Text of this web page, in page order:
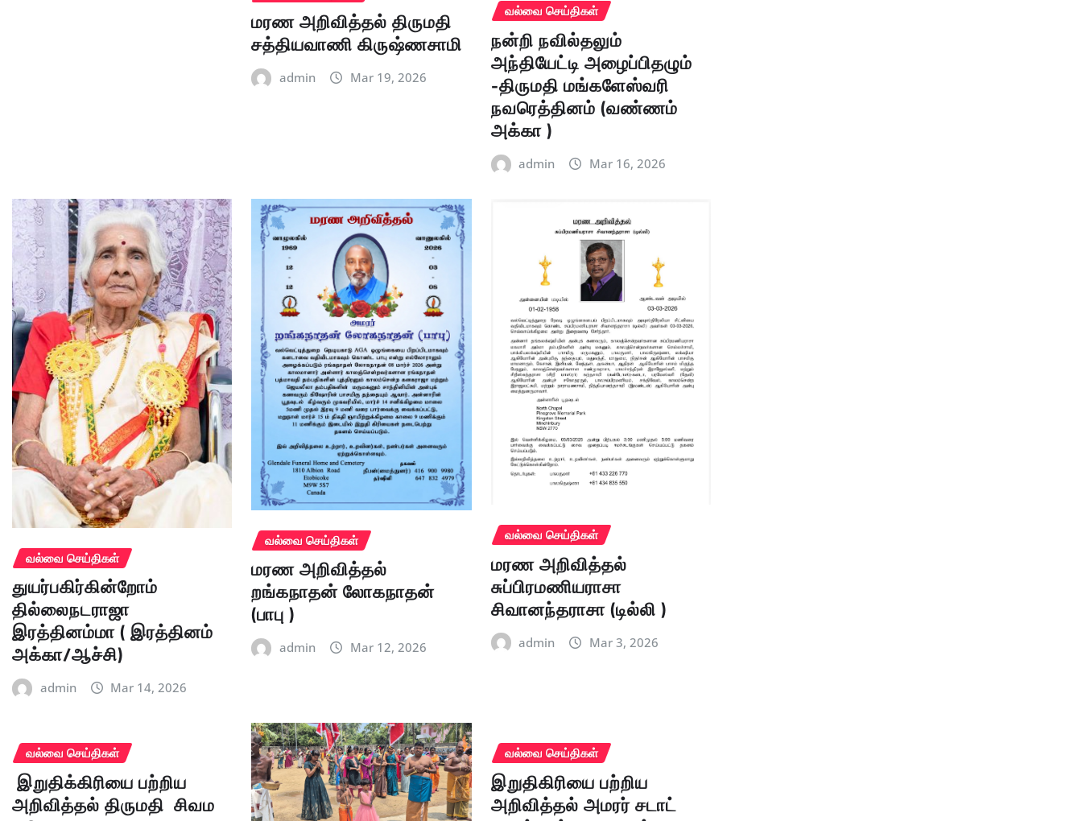
மரண அறிவித்தல் திருமதி
சத்தியவாணி கிருஷ்ணசாமி
admin Mar 19, 2026
வல்வை செய்திகள்
நன்றி நவில்தலும்
அந்தியேட்டி அழைப்பிதழும்
-திருமதி மங்களேஸ்வரி
நவரெத்தினம் (வண்ணம்
அக்கா )
admin Mar 16, 2026
வல்வை செய்திகள்
துயர்பகிர்கின்றோம்
தில்லைநடராஜா
இரத்தினம்மா ( இரத்தினம்
அக்கா/ஆச்சி)
admin Mar 14, 2026
வல்வை செய்திகள்
மரண அறிவித்தல்
றங்கநாதன் லோகநாதன்
(பாபு )
admin Mar 12, 2026
வல்வை செய்திகள்
மரண அறிவித்தல்
சுப்பிரமணியராசா
சிவானந்தராசா (டில்லி )
admin Mar 3, 2026
வல்வை செய்திகள்
இறுதிக்கிரியை பற்றிய
அறிவித்தல் திருமதி சிவம
வல்வை செய்திகள்
இறுதிகிரியை பற்றிய
அறிவித்தல் அமரர் சடாட்